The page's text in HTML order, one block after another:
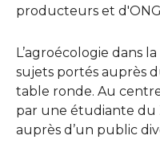
producteurs et
L’agroécologie dans
sujets portés auprès
table ronde. Au
par une étudiante du
auprès d’un public